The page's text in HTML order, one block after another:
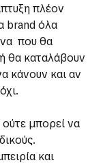
πλέον
brand όλα
που θα
θα καταλάβουν
κάνουν και αν
ούτε μπορεί να
και